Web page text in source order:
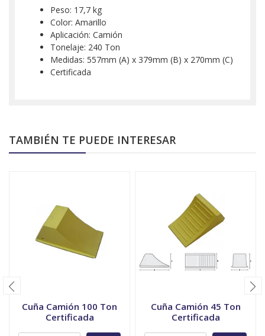
Peso: 17,7 kg
Color: Amarillo
Aplicación: Camión
Tonelaje: 240 Ton
Medidas: 557mm (A) x 379mm (B) x 270mm (C)
Certificada
TAMBIÉN TE PUEDE INTERESAR
Cuña Camión 100 Ton
Certificada
Cuña Camión 45 Ton
Certificada